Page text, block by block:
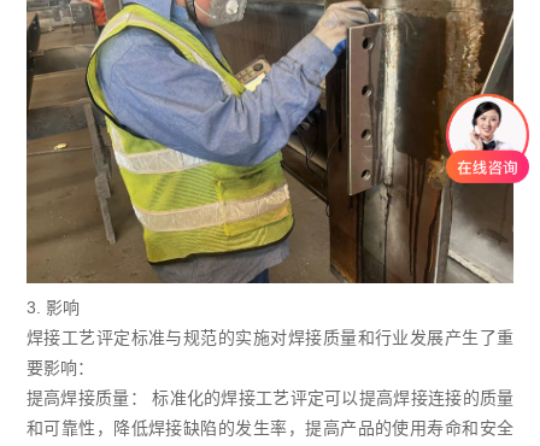
3. 影响
焊接工艺评定标准与规范的实施对焊接质量和行业发展产生了重
要影响：
提高焊接质量： 标准化的焊接工艺评定可以提高焊接连接的质量
和可靠性，降低焊接缺陷的发生率，提高产品的使用寿命和安全